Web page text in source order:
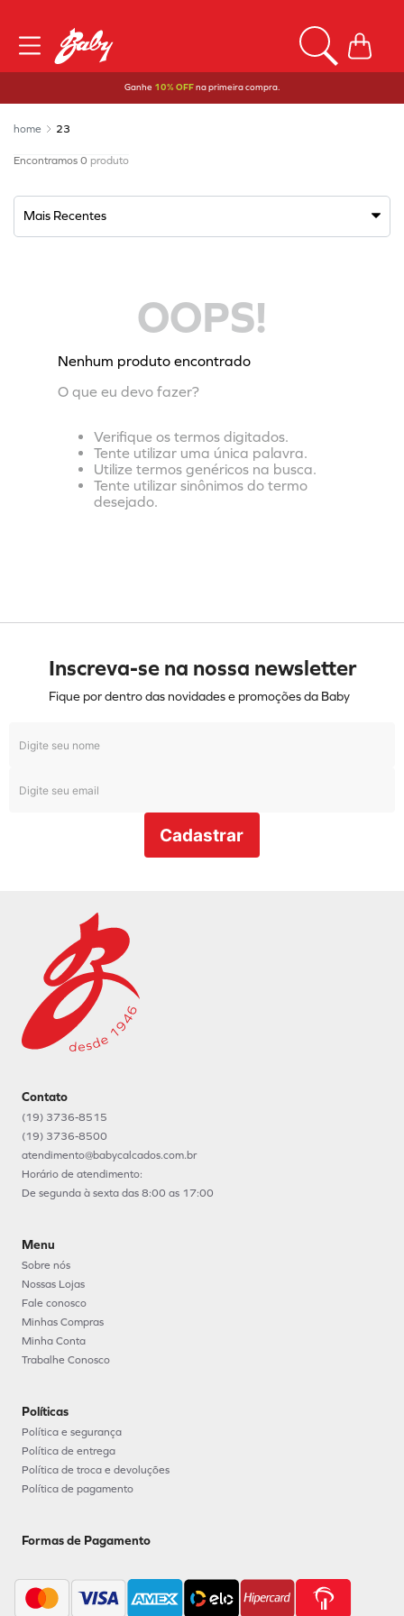
Ganhe 10% OFFna primeira compra.
23
0 produto
Mais Recentes
OOPS!
Nenhum produto encontrado
O que eu devo fazer?
Verifique os termos digitados.
Tente utilizar uma única palavra.
Utilize termos genéricos na busca.
Tente utilizar sinônimos do termo
desejado.
Inscreva-se na nossa newsletter
Fique por dentro das novidades e promoções da Baby
Cadastrar
Contato
(19) 3736-8515
(19) 3736-8500
atendimento@babycalcados.com.br
Horário de atendimento:
De segunda à sexta das 8:00 as 17:00
Menu
Sobre nós
Nossas Lojas
Fale conosco
Minhas Compras
Minha Conta
Trabalhe Conosco
Políticas
Política e segurança
Política de entrega
Política de troca e devoluções
Política de pagamento
Formas de Pagamento